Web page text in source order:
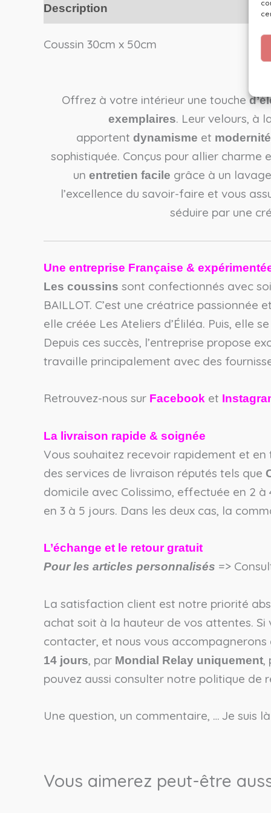
Description
Coussin 30cm x 50cm
Offrez à votre intérieur une touche
exemplaires. Leur velours, à
apportent dynamisme et modernité
sophistiquée. Conçus pour allier
un entretien facile grâce à un
l’excellence du savoir-faire et vous
séduire par une
Une entreprise Française &
Les coussins sont confectionnés avec
BAILLOT. C’est une créatrice passionnée
elle créée Les Ateliers d’Éliléa. Puis, elle se
Depuis ces succès, l’entreprise propose
travaille principalement avec des
Retrouvez-nous sur Facebook et
La livraison rapide & soignée
Vous souhaitez recevoir rapidement et
des services de livraison réputés tels que
domicile avec Colissimo, effectuée en 2
en 3 à 5 jours. Dans les deux cas, la
L’échange et le retour gratuit
Pour les articles personnalisés =>
La satisfaction client est notre priorité
achat soit à la hauteur de vos attentes.
contacter, et nous vous accompagnerons
14 jours, par Mondial Relay uniquement,
pouvez aussi consulter notre politique de
Une question, un commentaire, … Je suis
Vous aimerez peut-être